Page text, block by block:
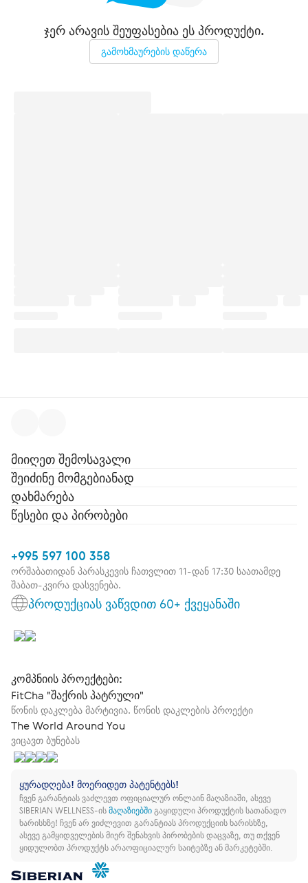
ჯერ არავის შეუფასებია ეს პროდუქტი.
გამოხმაურების დაწერა
მიიღეთ შემოსავალი
შეიძინე მომგებიანად
დახმარება
წესები და პირობები
+995 597 100 358
ორშაბათიდან პარასკევის ჩათვლით 11-დან 17:30 საათამდე
შაბათ-კვირა დასვენება.
პროდუქციას ვაწვდით 60+ ქვეყანაში
კომპნიის პროექტები:
FitCha "შაქრის პატრული"
წონის დაკლება მარტივია. წონის დაკლების პროექტი
The World Around You
ვიცავთ ბუნებას
ყურადღება! მოერიდეთ პატენტებს!
ჩვენ გარანტიას ვაძლევთ ოფიციალურ ონლაინ მაღაზიაში, ასევე
SIBERIAN WELLNESS-ისმაღაზიებშიგაყიდული პროდუქტის სათანადო
ხარისხზე! ჩვენ არ ვიძლევით გარანტიას პროდუქციის ხარისხზე,
ასევე გამყიდველების მიერ შენახვის პირობების დაცვაზე, თუ თქვენ
ყიდულობთ პროდუქტს არაოფიციალურ საიტებზე ან მარკეტებში.